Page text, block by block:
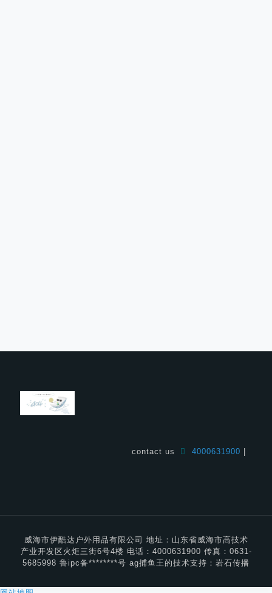
contact us 4000631900
威海市伊酷达户外用品有限公司 地址：山东省威海市高技术
产业开发区火炬三街6号4楼 电话：4000631900 传真：0631-
5685998 鲁ipc备********号 ag捕鱼王的技术支持：岩石传播